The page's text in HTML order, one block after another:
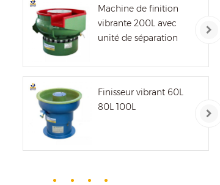
Machine de finition
vibrante 200L avec
unité de séparation
Finisseur vibrant 60L
80L 100L